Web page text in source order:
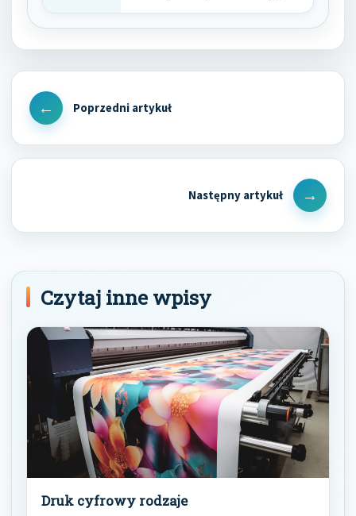
Nawigacja
wpisu
Previous
Next
Post
Czytaj inne wpisy
Druk cyfrowy rodzaje